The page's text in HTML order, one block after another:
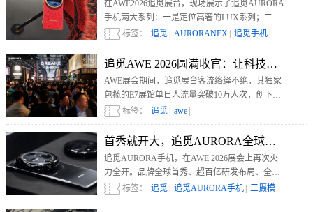
在AWE2026追觅展台，现场展示了追觅AURORA
手机两大系列：一是定位高奢的LUX系列；二是
高端影像旗舰NEX系列，其核心创新是全球首创
的磁吸外挂式三摄镜头。
标签： 追觅 AURORANEX 追觅手机
追觅手机体验| 模块化三摄手机 |
追觅AWE 2026圆满收官：让科技融入日
AWE展会期间，追觅展台客流络绎不绝，其独家
包揽的E7展馆单日人流量突破10万人次，创下史
上单一品牌展馆人流量记录。
标签： 追觅 awe
首秀就开大，追觅AURORA全球首创三
追觅AURORA手机，在AWE 2026展会上再次火
力全开。品牌全球首秀、超百亿研发布局、全球
首创三摄模块化影像旗舰、自研AI操作系统、28
款高奢艺术品耀世出展
标签： 追觅 追觅AURORA手机
三摄模
块化| 影像旗舰 |